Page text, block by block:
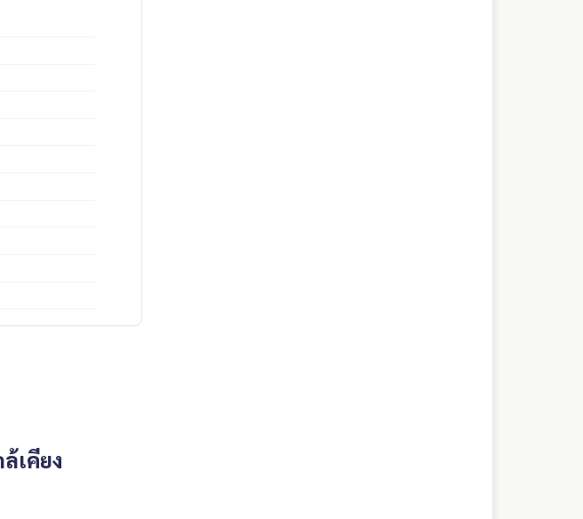
เคียง